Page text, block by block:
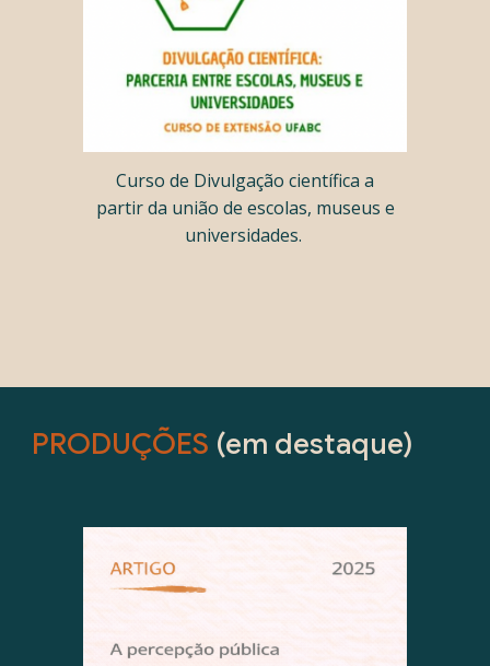
Curso de Divulgação científica a
partir da união de escolas, museus e
universidades.
PRODUÇÕES (em destaque)